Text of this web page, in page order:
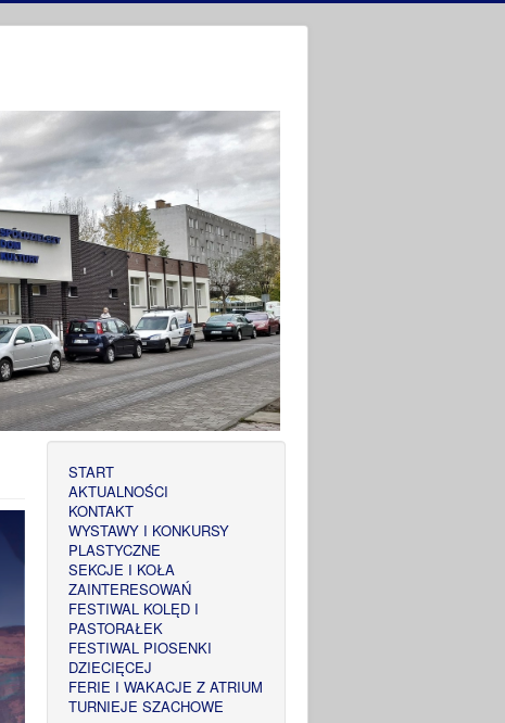
START
AKTUALNOŚCI
KONTAKT
WYSTAWY I KONKURSY
PLASTYCZNE
SEKCJE I KOŁA
ZAINTERESOWAŃ
FESTIWAL KOLĘD I
PASTORAŁEK
FESTIWAL PIOSENKI
DZIECIĘCEJ
FERIE I WAKACJE Z ATRIUM
TURNIEJE SZACHOWE